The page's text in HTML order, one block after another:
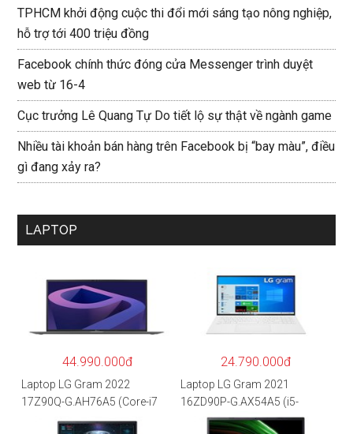
TPHCM khởi động cuộc thi đổi mới sáng tạo nông nghiệp,
hỗ trợ tới 400 triệu đồng
Facebook chính thức đóng cửa Messenger trình duyệt
web từ 16-4
Cục trưởng Lê Quang Tự Do tiết lộ sự thật về ngành game
Nhiều tài khoản bán hàng trên Facebook bị “bay màu”, điều
gì đang xảy ra?
LAPTOP
44.990.000đ
Laptop LG Gram 2022
17Z90Q-G.AH76A5 (Core-i7
1260P/16GB/512GB/17″
24.790.000đ
Laptop LG Gram 2021
16ZD90P-G.AX54A5 (i5-
1135G7/8GB RAM/512GB